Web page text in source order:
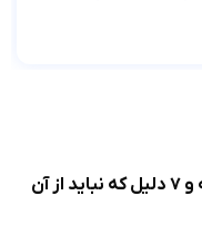
شکرگزاری روزانه و ۷ دلیل که نباید از آن